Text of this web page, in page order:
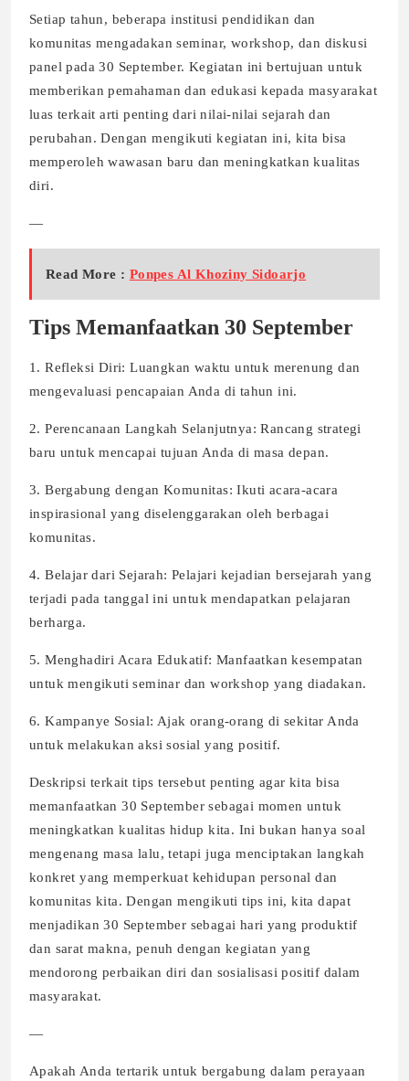
Setiap tahun, beberapa institusi pendidikan dan
komunitas mengadakan seminar, workshop, dan diskusi
panel pada 30 September. Kegiatan ini bertujuan untuk
memberikan pemahaman dan edukasi kepada masyarakat
luas terkait arti penting dari nilai-nilai sejarah dan
perubahan. Dengan mengikuti kegiatan ini, kita bisa
memperoleh wawasan baru dan meningkatkan kualitas
diri.
—
Read More : Ponpes Al Khoziny Sidoarjo
Tips Memanfaatkan 30 September
1. Refleksi Diri: Luangkan waktu untuk merenung dan
mengevaluasi pencapaian Anda di tahun ini.
2. Perencanaan Langkah Selanjutnya: Rancang strategi
baru untuk mencapai tujuan Anda di masa depan.
3. Bergabung dengan Komunitas: Ikuti acara-acara
inspirasional yang diselenggarakan oleh berbagai
komunitas.
4. Belajar dari Sejarah: Pelajari kejadian bersejarah yang
terjadi pada tanggal ini untuk mendapatkan pelajaran
berharga.
5. Menghadiri Acara Edukatif: Manfaatkan kesempatan
untuk mengikuti seminar dan workshop yang diadakan.
6. Kampanye Sosial: Ajak orang-orang di sekitar Anda
untuk melakukan aksi sosial yang positif.
Deskripsi terkait tips tersebut penting agar kita bisa
memanfaatkan 30 September sebagai momen untuk
meningkatkan kualitas hidup kita. Ini bukan hanya soal
mengenang masa lalu, tetapi juga menciptakan langkah
konkret yang memperkuat kehidupan personal dan
komunitas kita. Dengan mengikuti tips ini, kita dapat
menjadikan 30 September sebagai hari yang produktif
dan sarat makna, penuh dengan kegiatan yang
mendorong perbaikan diri dan sosialisasi positif dalam
masyarakat.
—
Apakah Anda tertarik untuk bergabung dalam perayaan